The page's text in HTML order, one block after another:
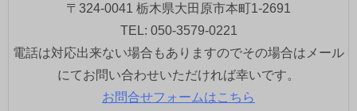
〒324-0041 栃木県大田原市本町1-2691
TEL: 050-3579-0221
電話は対応出来ない場合もありますのでその場合はメール
にてお問い合わせいただければ幸いです。
お問合せフォームはこちら